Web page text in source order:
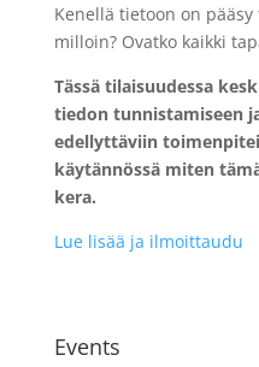
Kenellä tietoon on
milloin? Ovatko kaikki
Tässä tilaisuudessa
tiedon tunnistamiseen
edellyttäviin
käytännössä miten
kera.
Lue lisää ja ilmoittaudu
Events